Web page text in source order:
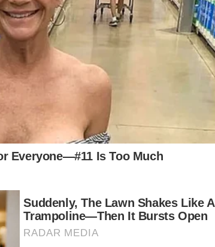
Everyone—#11 Is Too Much
Suddenly, The Lawn Shakes Like A
Trampoline—Then It Bursts Open
RADAR MEDIA